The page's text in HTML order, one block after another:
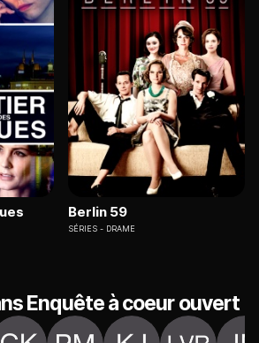
Berlin 59
SÉRIES DRAME
Enquête à coeur ouvert